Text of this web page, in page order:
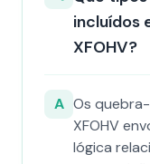
incluídos
XFOHV?
A Os
XFOHV
lógica